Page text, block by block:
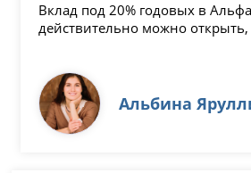
Вклад под 20% годовых в
действительно можно открыть,
Альбина